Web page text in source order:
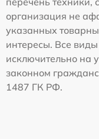
организация не
указанных
интересы. Все
исключительно на
законном
1487 ГК РФ.